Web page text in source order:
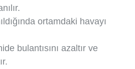
ortamdaki havayı
bulantısını azaltır ve